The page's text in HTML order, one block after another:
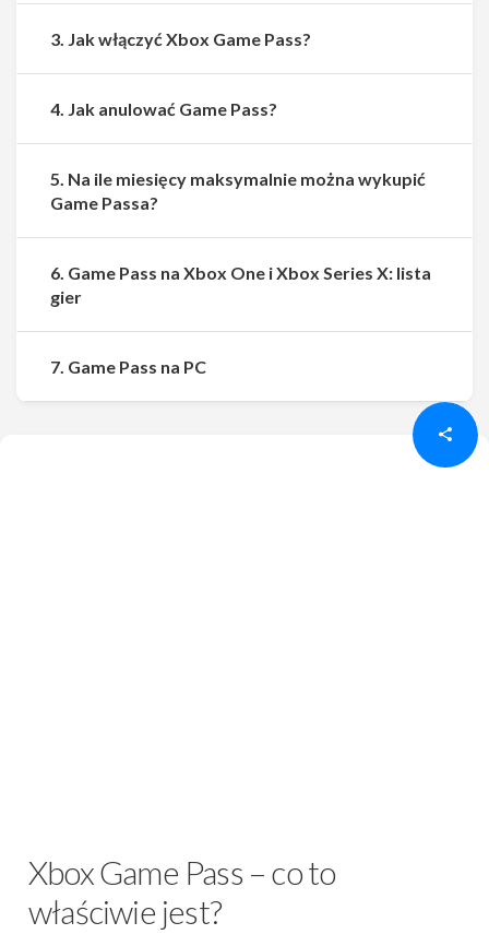
Udostępnij
Xbox Game Pass – co to
właściwie jest?
3. Jak włączyć Xbox Game Pass?
4. Jak anulować Game Pass?
5. Na ile miesięcy maksymalnie można wykupić
Game Passa?
6. Game Pass na Xbox One i Xbox Series X: lista
gier
7. Game Pass na PC